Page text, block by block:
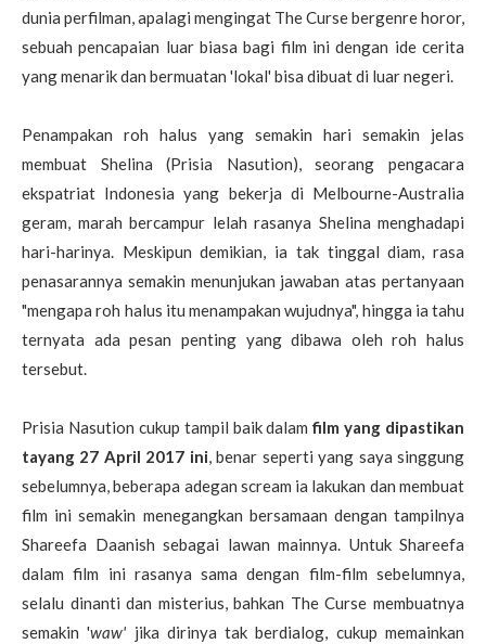
dunia perfilman, apalagi mengingat The Curse bergenre horor,
sebuah pencapaian luar biasa bagi film ini dengan ide cerita
yang menarik dan bermuatan 'lokal' bisa dibuat di luar negeri.
Penampakan roh halus yang semakin hari semakin jelas
membuat Shelina (Prisia Nasution), seorang pengacara
ekspatriat Indonesia yang bekerja di Melbourne-Australia
geram, marah bercampur lelah rasanya Shelina menghadapi
hari-harinya. Meskipun demikian, ia tak tinggal diam, rasa
penasarannya semakin menunjukan jawaban atas pertanyaan
"mengapa roh halus itu menampakan wujudnya", hingga ia tahu
ternyata ada pesan penting yang dibawa oleh roh halus
tersebut.
Prisia Nasution cukup tampil baik dalamfilm yang dipastikan
tayang 27 April 2017 ini, benar seperti yang saya singgung
sebelumnya, beberapa adegan scream ia lakukan dan membuat
film ini semakin menegangkan bersamaan dengan tampilnya
Shareefa Daanish sebagai lawan mainnya. Untuk Shareefa
dalam film ini rasanya sama dengan film-film sebelumnya,
selalu dinanti dan misterius, bahkan The Curse membuatnya
semakin 'waw' jika dirinya tak berdialog, cukup memainkan